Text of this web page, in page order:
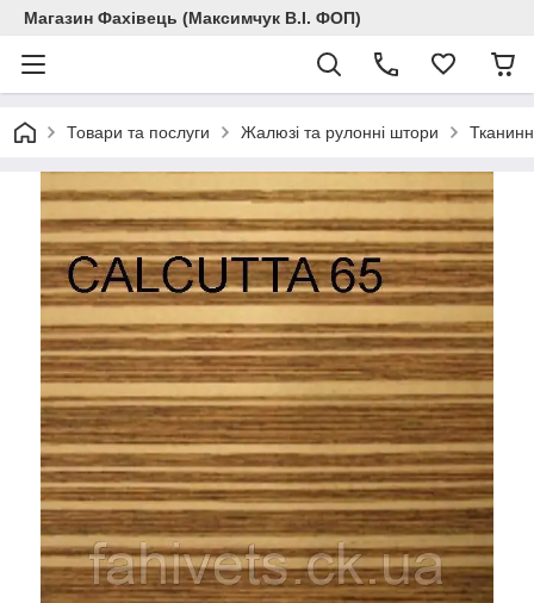
Магазин Фахівець (Максимчук В.І. ФОП)
Товари та послуги Жалюзі та рулонні штори